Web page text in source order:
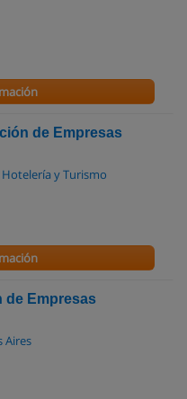
de Empresas
Hotelería y Turismo
de Empresas
Aires